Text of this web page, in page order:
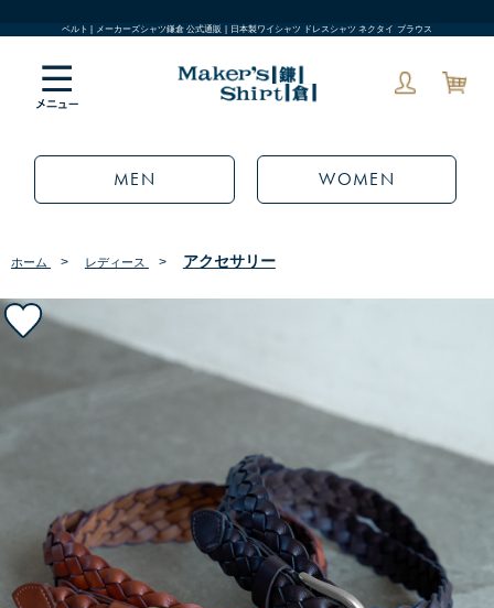
ベルト | メーカーズシャツ鎌倉 公式通販 | 日本製ワイシャツ ドレスシャツ ネクタイ ブラウス
MEN WOMEN
ホーム > レディース > アクセサリー